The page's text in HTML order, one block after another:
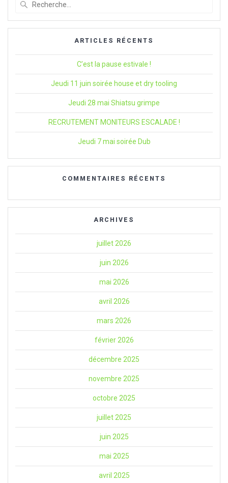
:
ARTICLES RÉCENTS
C’est la pause estivale !
Jeudi 11 juin soirée house et dry tooling
Jeudi 28 mai Shiatsu grimpe
RECRUTEMENT MONITEURS ESCALADE !
Jeudi 7 mai soirée Dub
COMMENTAIRES RÉCENTS
ARCHIVES
juillet 2026
juin 2026
mai 2026
avril 2026
mars 2026
février 2026
décembre 2025
novembre 2025
octobre 2025
juillet 2025
juin 2025
mai 2025
avril 2025